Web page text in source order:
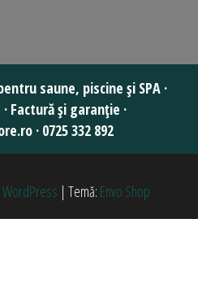
WordPress | Temă: Envo Shop